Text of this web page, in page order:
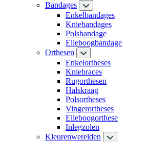
Bandages
Enkelbandages
Kniebandages
Polsbandage
Elleboogbandage
Orthesen
Enkelortheses
Kniebraces
Rugorthesen
Halskraag
Polsortheses
Vingerortheses
Elleboogorthese
Inlegzolen
Kleurenwerelden